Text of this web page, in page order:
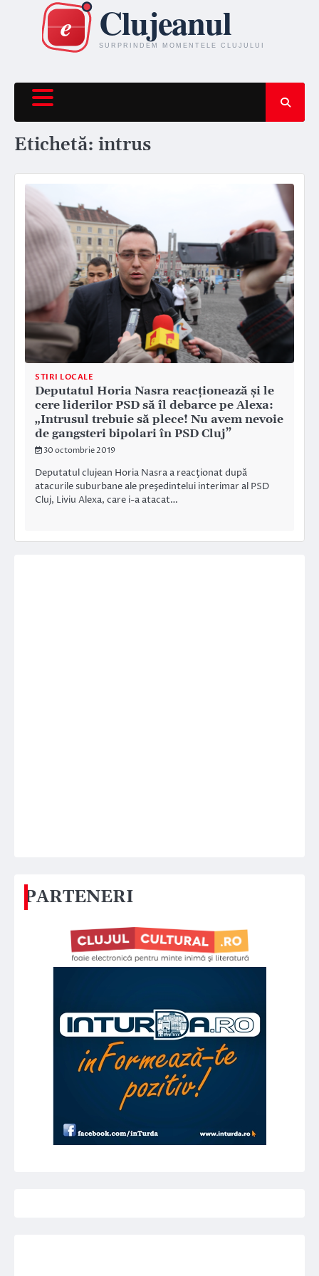
content
Etichetă: intrus
STIRI LOCALE
Deputatul Horia Nasra reacţionează şi le
cere liderilor PSD să îl debarce pe Alexa:
„Intrusul trebuie să plece! Nu avem nevoie
de gangsteri bipolari în PSD Cluj”
30 octombrie 2019
Deputatul clujean Horia Nasra a reacţionat după
atacurile suburbane ale preşedintelui interimar al PSD
Cluj, Liviu Alexa, care i-a atacat…
PARTENERI